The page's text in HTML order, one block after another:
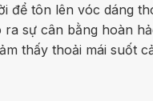
để tôn lên vóc dáng
sự cân bằng hoàn
thấy thoải mái suốt